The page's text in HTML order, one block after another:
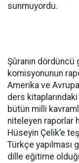
sunmuyordu.
Şûranın dördüncü
komisyonunun
Amerika ve Avrupa
ders
bütün milli
niteleyen raporlar
Hüseyin Çelik’e
Türkçe yapılması
dille eğitime